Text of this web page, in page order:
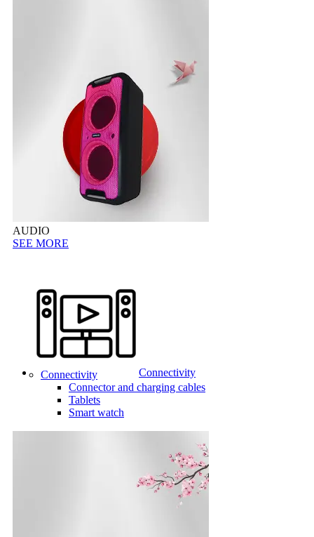
AUDIO
SEE MORE
Connectivity
Connectivity
Connector and charging cables
Tablets
Smart watch